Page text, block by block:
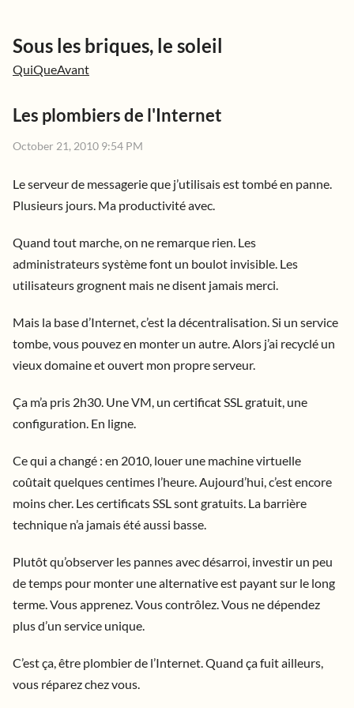
Sous les briques, le soleil
QuiQueAvant
Les plombiers de l'Internet
October 21, 2010 9:54 PM
Le serveur de messagerie que j’utilisais est tombé en panne.
Plusieurs jours. Ma productivité avec.
Quand tout marche, on ne remarque rien. Les
administrateurs système font un boulot invisible. Les
utilisateurs grognent mais ne disent jamais merci.
Mais la base d’Internet, c’est la décentralisation. Si un service
tombe, vous pouvez en monter un autre. Alors j’ai recyclé un
vieux domaine et ouvert mon propre serveur.
Ça m’a pris 2h30. Une VM, un certificat SSL gratuit, une
configuration. En ligne.
Ce qui a changé : en 2010, louer une machine virtuelle
coûtait quelques centimes l’heure. Aujourd’hui, c’est encore
moins cher. Les certificats SSL sont gratuits. La barrière
technique n’a jamais été aussi basse.
Plutôt qu’observer les pannes avec désarroi, investir un peu
de temps pour monter une alternative est payant sur le long
terme. Vous apprenez. Vous contrôlez. Vous ne dépendez
plus d’un service unique.
C’est ça, être plombier de l’Internet. Quand ça fuit ailleurs,
vous réparez chez vous.